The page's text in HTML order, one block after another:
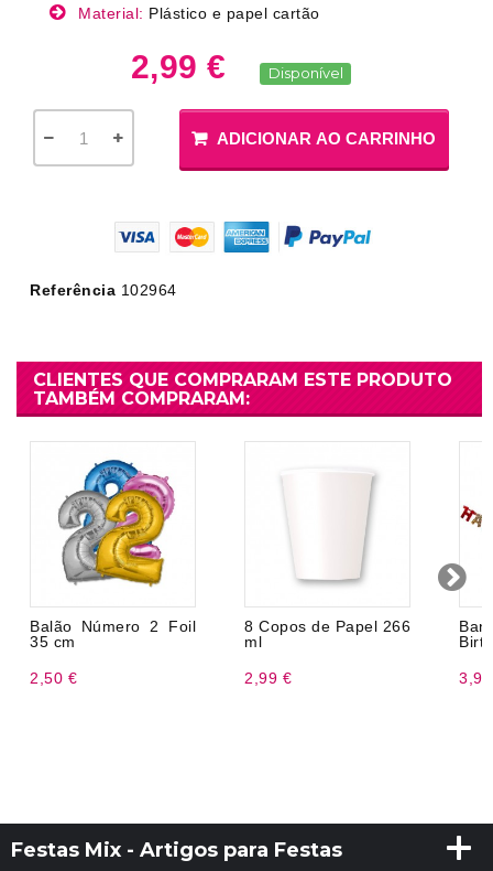
Material: Plástico e papel cartão
2,99 € Disponível
ADICIONAR AO CARRINHO
Referência 102964
CLIENTES QUE COMPRARAM ESTE PRODUTO
TAMBÉM COMPRARAM:
Balão Número 2 Foil
35 cm
2,50 €
8 Copos de Papel 266
ml
2,99 €
Festas Mix - Artigos para Festas